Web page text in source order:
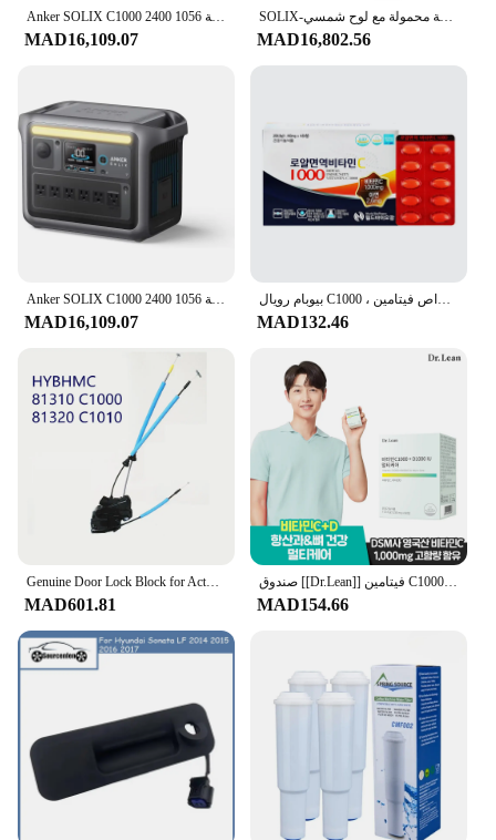
Anker SOLIX C1000 2400 واط محطة طاقة محمولة 1056wh بطارية مولد الطاقة الشمسية للمنزل انقطاع التيار الكهربائي التخييم في الهواء الطلق
MAD16,109.07
SOLIX-محطة طاقة محمولة مع لوح شمسي W مولد شمسي ، بطارية LiFePO4 ، 6 منافذ تيار متردد ، من نوع W ، 1056Wh ، C1000
MAD16,802.56
Anker SOLIX C1000 2400 واط محطة طاقة محمولة 1056wh بطارية مولد الطاقة الشمسية للمنزل انقطاع التيار الكهربائي التخييم في الهواء الطلق
MAD16,109.07
بيوبام رويال C1000 ، أقراص فيتامين * mg ، بيوبام صحي ، العالم
MAD132.46
MAD601.81
صندوق [[Dr.Lean]] فيتامين C1000 + D1000 IU متعدد العناية x 1
MAD154.66